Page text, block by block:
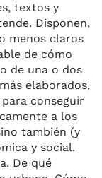
textos y
Disponen,
menos claros
de cómo
de una o dos
elaborados,
conseguir
a los
también (y
y social.
De qué